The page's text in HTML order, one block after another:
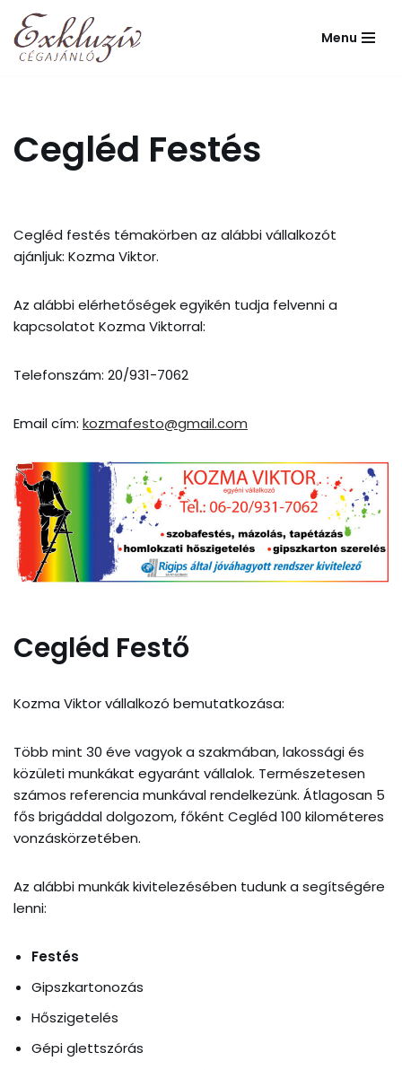
Skip
Menu
Cegléd Festés
Cegléd festés témakörben az alábbi vállalkozót
ajánljuk: Kozma Viktor.
Az alábbi elérhetőségek egyikén tudja felvenni a
kapcsolatot Kozma Viktorral:
Telefonszám: 20/931-7062
Email cím: kozmafesto@gmail.com
Cegléd Festő
Kozma Viktor vállalkozó bemutatkozása:
Több mint 30 éve vagyok a szakmában, lakossági és
közületi munkákat egyaránt vállalok. Természetesen
számos referencia munkával rendelkezünk. Átlagosan 5
fős brigáddal dolgozom, főként Cegléd 100 kilométeres
vonzáskörzetében.
Az alábbi munkák kivitelezésében tudunk a segítségére
lenni:
Festés
Gipszkartonozás
Hőszigetelés
Gépi glettszórás